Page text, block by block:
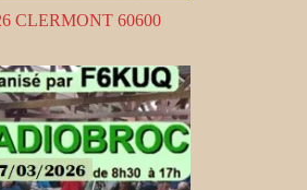
CLERMONT 60600